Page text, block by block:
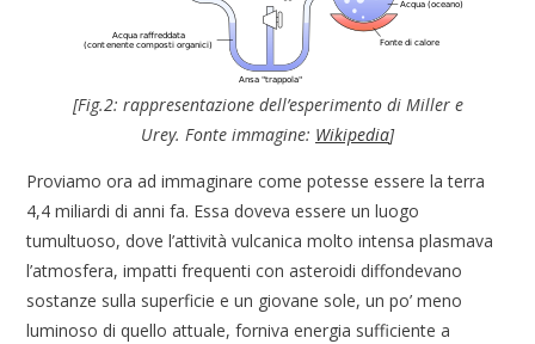
[Fig.2: rappresentazione dell’esperimento di Miller e
Urey. Fonte immagine: Wikipedia]
Proviamo ora ad immaginare come potesse essere la terra
4,4 miliardi di anni fa. Essa doveva essere un luogo
tumultuoso, dove l’attività vulcanica molto intensa plasmava
l’atmosfera, impatti frequenti con asteroidi diffondevano
sostanze sulla superficie e un giovane sole, un po’ meno
luminoso di quello attuale, forniva energia sufficiente a